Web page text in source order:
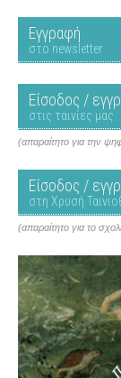
Εγγραφή
στο newsletter
Είσοδος /
στις ταινίες μας
(απαραίτητο για την
Είσοδος /
στη Χρυσή
(απαραίτητο για το